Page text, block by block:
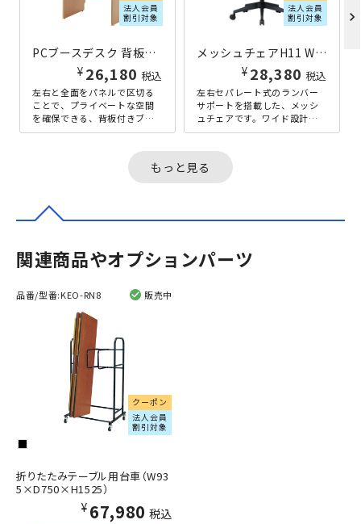
法人会員
割引対象
PCブースデスク 背板付き W736×D600×H1200 ナチュラル
¥ 26,180 税込
左右と全面をパネルで区切る
ことで、プライベートな空間
を確保できる、背板付きブー
ス型デスクです。基本型と増
法人会員
割引対象
メッシュチェアH11 W490×D580×H1005-1055 ブラック
¥ 28,380 税込
左右セパレート式のランバー
サポートを搭載した、メッシ
ュチェアです。ワイド設計の
背・座部には通気性に優れた
間の使用で...
chevron_right
もっと見る
関連商品やオプションパーツ
品番/型番:KEO-RN8 販売中
クーポン
法人会員
割引対象
折りたたみテーブル用台車（W93
5×D750×H1525）
¥67,980 税込